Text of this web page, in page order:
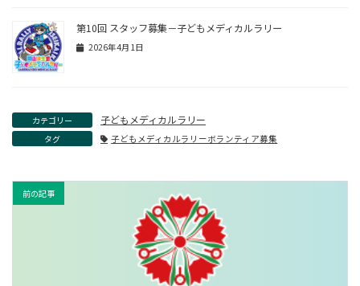
第10回 スタッフ募集－子どもメディカルラリー
2026年4月1日
カテゴリー 子どもメディカルラリー
タグ 子どもメディカルラリーボランティア募集
前の記事